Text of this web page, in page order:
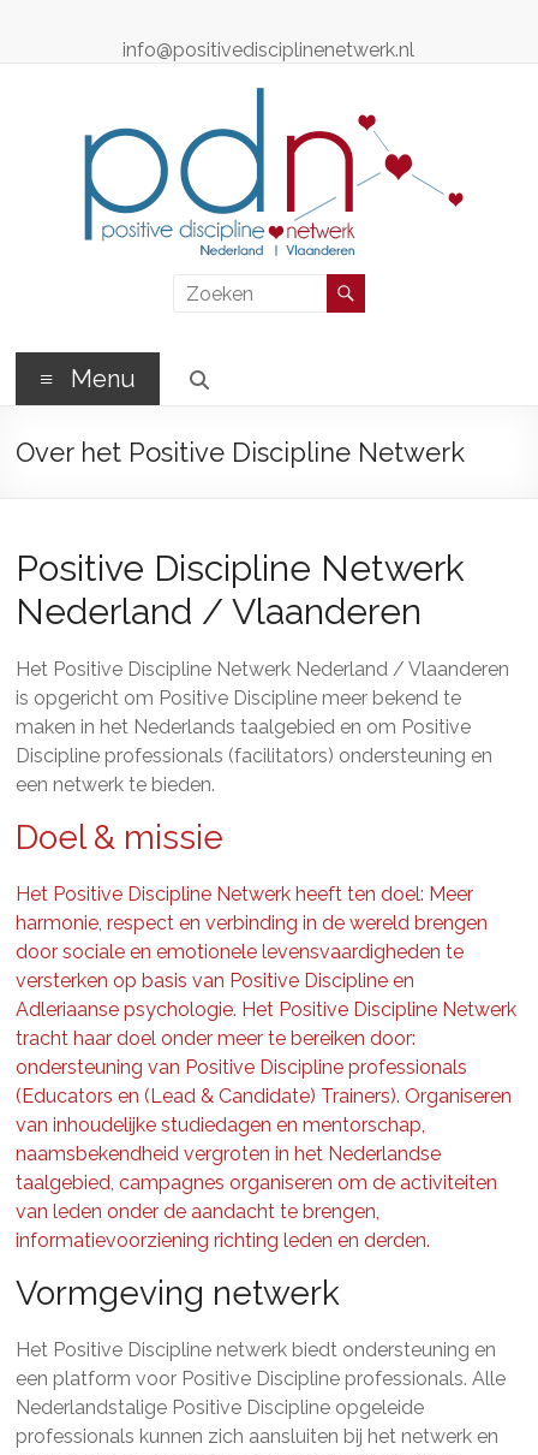
info@positivedisciplinenetwerk.nl
Discipline
Netwerk
Discipline
Nederland
/
België
Menu
Over het Positive Discipline Netwerk
Positive Discipline Netwerk
Nederland / Vlaanderen
Het Positive Discipline Netwerk Nederland / Vlaanderen
is opgericht om Positive Discipline meer bekend te
maken in het Nederlands taalgebied en om Positive
Discipline professionals (facilitators) ondersteuning en
een netwerk te bieden.
Doel & missie
Het Positive Discipline Netwerk heeft ten doel: Meer
harmonie, respect en verbinding in de wereld brengen
door sociale en emotionele levensvaardigheden te
versterken op basis van Positive Discipline en
Adleriaanse psychologie. Het Positive Discipline Netwerk
tracht haar doel onder meer te bereiken door:
ondersteuning van Positive Discipline professionals
(Educators en (Lead & Candidate) Trainers). Organiseren
van inhoudelijke studiedagen en mentorschap,
naamsbekendheid vergroten in het Nederlandse
taalgebied, campagnes organiseren om de activiteiten
van leden onder de aandacht te brengen,
informatievoorziening richting leden en derden.
Vormgeving netwerk
Het Positive Discipline netwerk biedt ondersteuning en
een platform voor Positive Discipline professionals. Alle
Nederlandstalige Positive Discipline opgeleide
professionals kunnen zich aansluiten bij het netwerk en